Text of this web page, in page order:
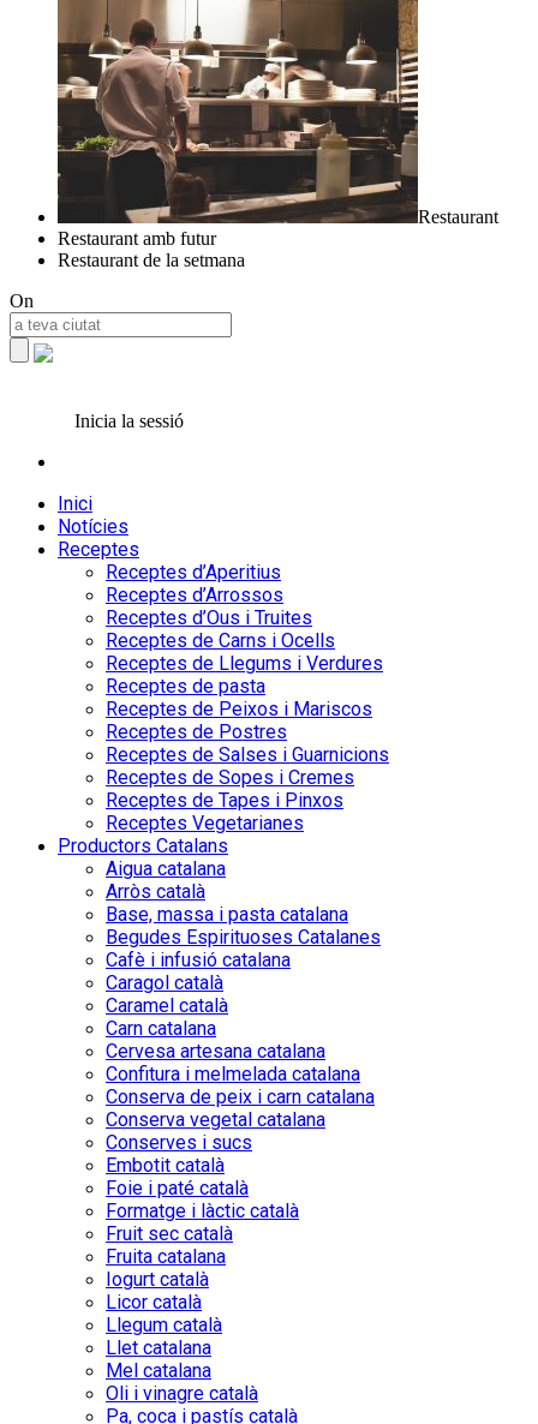
Restaurant
Restaurant amb futur
Restaurant de la setmana
On
Inicia la sessió
Inici
Notícies
Receptes
Receptes d’Aperitius
Receptes d’Arrossos
Receptes d’Ous i Truites
Receptes de Carns i Ocells
Receptes de Llegums i Verdures
Receptes de pasta
Receptes de Peixos i Mariscos
Receptes de Postres
Receptes de Salses i Guarnicions
Receptes de Sopes i Cremes
Receptes de Tapes i Pinxos
Receptes Vegetarianes
Productors Catalans
Aigua catalana
Arròs català
Base, massa i pasta catalana
Begudes Espirituoses Catalanes
Cafè i infusió catalana
Caragol català
Caramel català
Carn catalana
Cervesa artesana catalana
Confitura i melmelada catalana
Conserva de peix i carn catalana
Conserva vegetal catalana
Conserves i sucs
Embotit català
Foie i paté català
Formatge i làctic català
Fruit sec català
Fruita catalana
Iogurt català
Licor català
Llegum català
Llet catalana
Mel catalana
Oli i vinagre català
Pa, coca i pastís català